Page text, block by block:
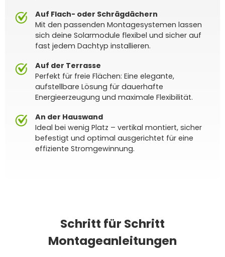
Auf Flach- oder Schrägdächern
Mit den passenden Montagesystemen lassen
sich deine Solarmodule flexibel und sicher auf
fast jedem Dachtyp installieren.
Auf der Terrasse
Perfekt für freie Flächen: Eine elegante,
aufstellbare Lösung für dauerhafte
Energieerzeugung und maximale Flexibilität.
An der Hauswand
Ideal bei wenig Platz – vertikal montiert, sicher
befestigt und optimal ausgerichtet für eine
effiziente Stromgewinnung.
Schritt für Schritt
Montageanleitungen